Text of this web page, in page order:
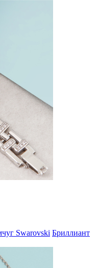
Swarovski Бриллиант